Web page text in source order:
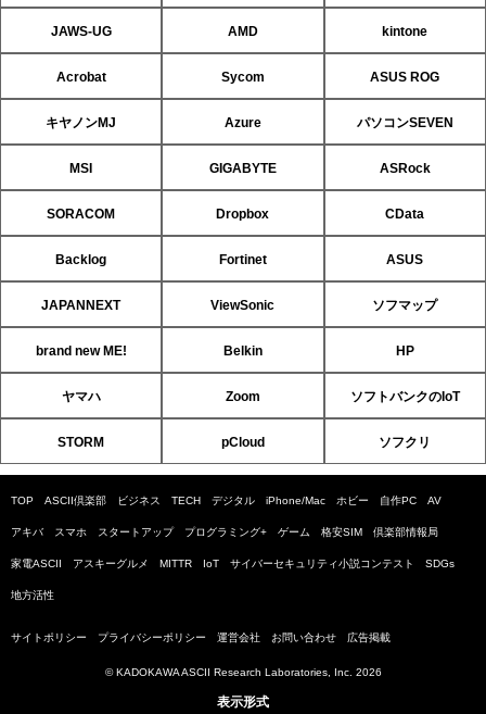
JAWS-UG AMD kintone
Acrobat Sycom ASUS ROG
キヤノンMJ Azure パソコンSEVEN
MSI GIGABYTE ASRock
SORACOM Dropbox CData
Backlog Fortinet ASUS
JAPANNEXT ViewSonic ソフマップ
brand new ME! Belkin HP
ヤマハ Zoom ソフトバンクのIoT
STORM pCloud ソフクリ
TOP ASCII倶楽部 ビジネス TECH デジタル iPhone/Mac ホビー 自作PC AV
アキバ スマホ スタートアップ プログラミング+ ゲーム 格安SIM 倶楽部情報局
家電ASCII アスキーグルメ MITTR IoT サイバーセキュリティ小説コンテスト SDGs
地方活性
サイトポリシー プライバシーポリシー 運営会社 お問い合わせ 広告掲載
© KADOKAWA ASCII Research Laboratories, Inc. 2026
表示形式